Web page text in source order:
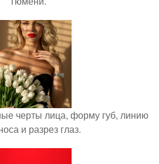
черты лица, форму губ, линию
и разрез глаз.